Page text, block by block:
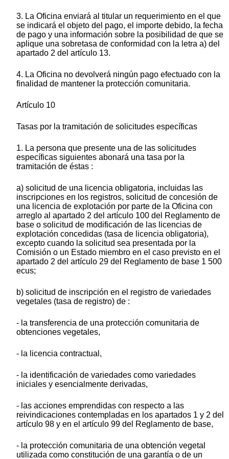
3. La Oficina enviará al titular un requerimiento en el que
se indicará el objeto del pago, el importe debido, la fecha
de pago y una información sobre la posibilidad de que se
aplique una sobretasa de conformidad con la letra a) del
apartado 2 del artículo 13.
4. La Oficina no devolverá ningún pago efectuado con la
finalidad de mantener la protección comunitaria.
Artículo 10
Tasas por la tramitación de solicitudes específicas
1. La persona que presente una de las solicitudes
específicas siguientes abonará una tasa por la
tramitación de éstas :
a) solicitud de una licencia obligatoria, incluidas las
inscripciones en los registros, solicitud de concesión de
una licencia de explotación por parte de la Oficina con
arreglo al apartado 2 del artículo 100 del Reglamento de
base o solicitud de modificación de las licencias de
explotación concedidas (tasa de licencia obligatoria),
excepto cuando la solicitud sea presentada por la
Comisión o un Estado miembro en el caso previsto en el
apartado 2 del artículo 29 del Reglamento de base 1 500
ecus;
b) solicitud de inscripción en el registro de variedades
vegetales (tasa de registro) de :
- la transferencia de una protección comunitaria de
obtenciones vegetales,
- la licencia contractual,
- la identificación de variedades como variedades
iniciales y esencialmente derivadas,
- las acciones emprendidas con respecto a las
reivindicaciones contempladas en los apartados 1 y 2 del
artículo 98 y en el artículo 99 del Reglamento de base,
- la protección comunitaria de una obtención vegetal
utilizada como constitución de una garantía o de un